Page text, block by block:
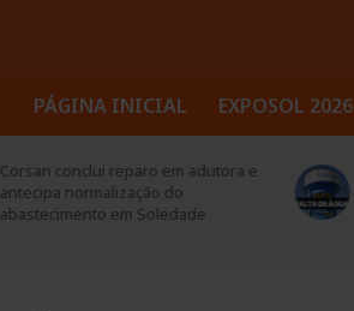
PÁGINA INICIAL EXPOSOL 2026
Rompimento de adutora provoca falta
de água em Soledade nesta quarta-
feira (05)